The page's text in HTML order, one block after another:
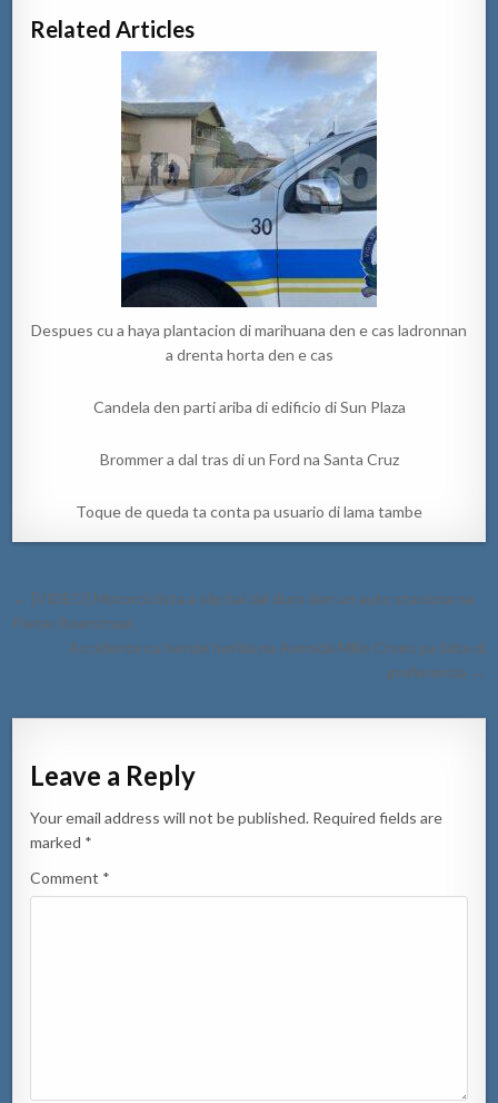
Related Articles
Despues cu a haya plantacion di marihuana den e cas ladronnan
a drenta horta den e cas
Candela den parti ariba di edificio di Sun Plaza
Brommer a dal tras di un Ford na Santa Cruz
Toque de queda ta conta pa usuario di lama tambe
Post
navigation
← [VIDEO] Motorciclista a slip bai dal duro den un auto staciona na
Pieter Boerstraat
Accidente cu hende herida na Avenida Milio Croes pa falta di
preferencia →
Leave a Reply
Your email address will not be published. Required fields are
marked *
Comment *